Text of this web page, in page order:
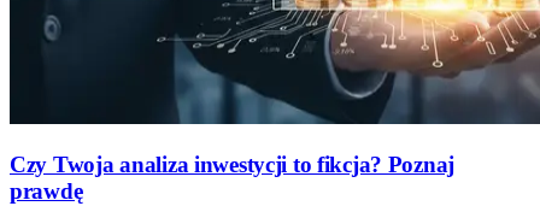
Czy Twoja analiza inwestycji to fikcja? Poznaj
prawdę